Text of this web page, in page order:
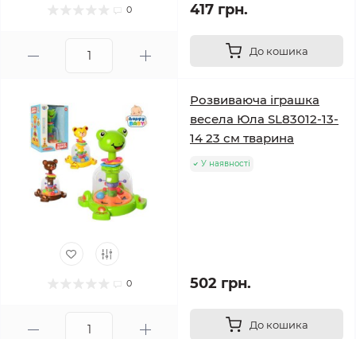
0 417 грн.
До кошика
0
Розвиваюча іграшка
весела Юла SL83012-13-
14 23 см тварина
У наявності
502 грн.
До кошика